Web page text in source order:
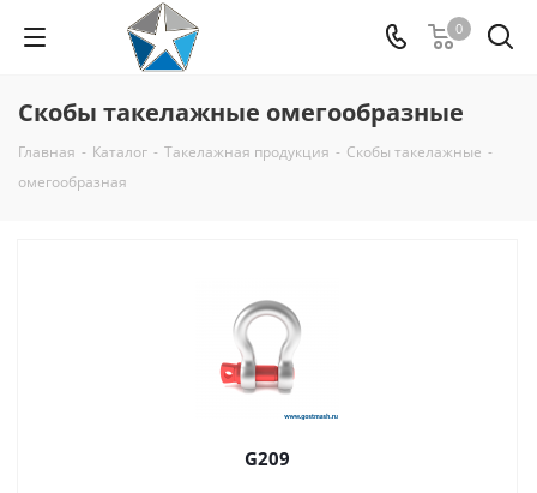
0
Скобы такелажные омегообразные
Главная - Каталог - Такелажная продукция - Скобы такелажные -
омегообразная
G209